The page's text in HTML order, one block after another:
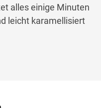
alles einige Minuten
leicht karamellisiert